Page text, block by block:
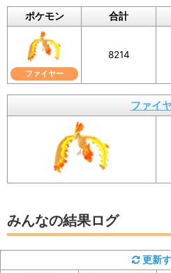
SNSでの共有にもぜひ
イベント参加前に図鑑の
ショ、またはメモしてお
ポケモン 合計
ファイヤー
8214
ファイ
みんなの結果ログ
更新